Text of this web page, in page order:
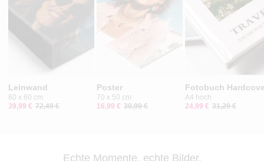
Leinwand
80 x 60 cm
39,99 € 72,49 €
Poster
70 x 50 cm
16,99 € 30,99 €
Fotobuch
A4 hoch
24,99 € 31,29 €
Echte Momente, echte Bilder.